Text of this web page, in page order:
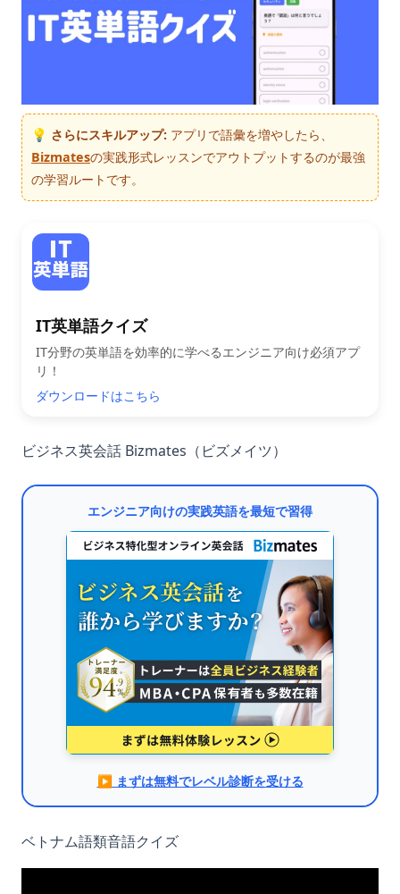
💡 さらにスキルアップ: アプリで語彙を増やしたら、
Bizmatesの実践形式レッスンでアウトプットするのが最強
の学習ルートです。
IT英単語クイズ
IT分野の英単語を効率的に学べるエンジニア向け必須アプ
リ！
ダウンロードはこちら
ビジネス英会話 Bizmates（ビズメイツ）
エンジニア向けの実践英語を最短で習得
▶︎ まずは無料でレベル診断を受ける
ベトナム語類音語クイズ